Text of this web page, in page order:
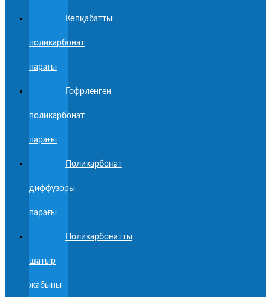
Көпқабатты
поликарбонат
парағы
Гофрленген
поликарбонат
парағы
Поликарбонат
диффузоры
парағы
Поликарбонатты
шатыр
жабыны